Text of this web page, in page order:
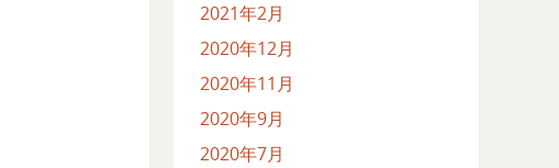
2021年2月
2020年12月
2020年11月
2020年9月
2020年7月